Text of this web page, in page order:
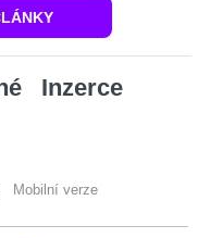
Inzerce
Mobilní verze